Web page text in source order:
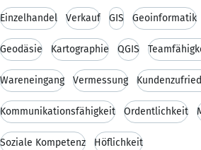
Einzelhandel Verkauf GIS Geoinformatik
Geodäsie Kartographie QGIS
Wareneingang Vermessung
Kommunikationsfähigkeit Ordentlichkeit
Soziale Kompetenz Höflichkeit